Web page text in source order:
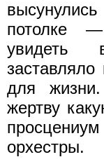
потолке
увидеть
заставляло
для
жертву
орхестры.